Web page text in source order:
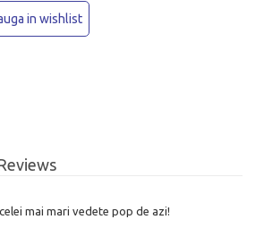
in wishlist
mai mari vedete pop de azi!